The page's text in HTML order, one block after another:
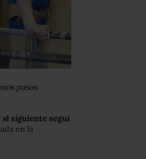
pasos.
al siguiente seguí
en la